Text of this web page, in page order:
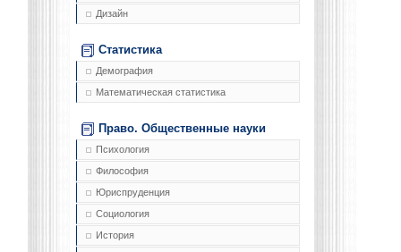
Дизайн
Статистика
Демография
Математическая статистика
Право. Общественные науки
Психология
Философия
Юриспруденция
Социология
История